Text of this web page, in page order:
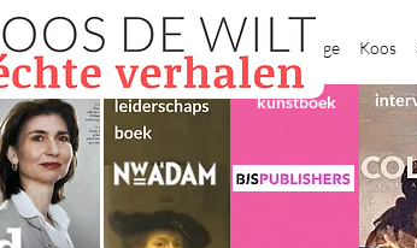
New Page Koos
kunstboek